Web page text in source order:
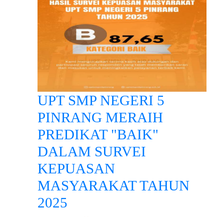
UPT SMP NEGERI 5
PINRANG MERAIH
PREDIKAT "BAIK"
DALAM SURVEI
KEPUASAN
MASYARAKAT TAHUN
2025